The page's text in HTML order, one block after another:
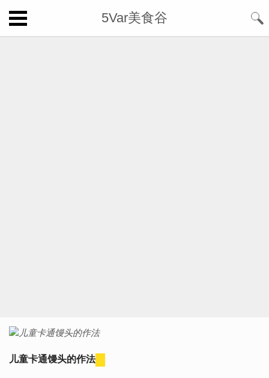
5Var美食谷
儿童卡通馒头的作法